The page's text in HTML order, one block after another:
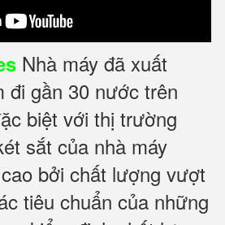
Nhà máy đã xuất
đi gần 30 nước trên
biệt với thị trường
sắt của nhà máy
bởi chất lượng vượt
tiêu chuẩn của những